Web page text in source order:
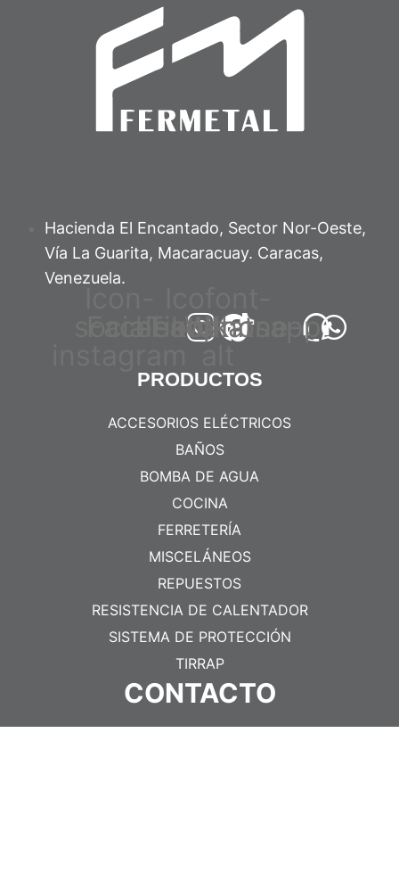
Hacienda El Encantado, Sector Nor-Oeste,
Vía La Guarita, Macaracuay. Caracas,
Venezuela.
Facebook
Tiktok
headphone-
Whatsapp
PRODUCTOS
ACCESORIOS ELÉCTRICOS
BAÑOS
BOMBA DE AGUA
COCINA
FERRETERÍA
MISCELÁNEOS
REPUESTOS
RESISTENCIA DE CALENTADOR
SISTEMA DE PROTECCIÓN
TIRRAP
CONTACTO